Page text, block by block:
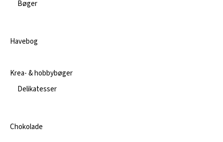
Bøger
Havebog
Krea- & hobbybøger
Delikatesser
Chokolade